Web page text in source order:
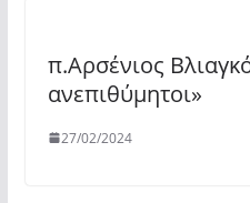
π.Αρσένιος
ανεπιθύμητοι»
27/02/2024